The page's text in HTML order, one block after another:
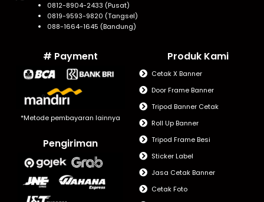
0812-8904-2433 (Pusat)
0819-9593-9820 (Tangsel)
088-1664-1645 (Bandung)
# Payment
*Metode pembayaran lainnya
Pengiriman
Produk Kami
Cetak X Banner
Door Frame Banner
Tripod Banner Cetak
Roll Up Banner
Tripod Frame Besi
Sticker Label
Jasa Cetak Banner
Cetak Foto